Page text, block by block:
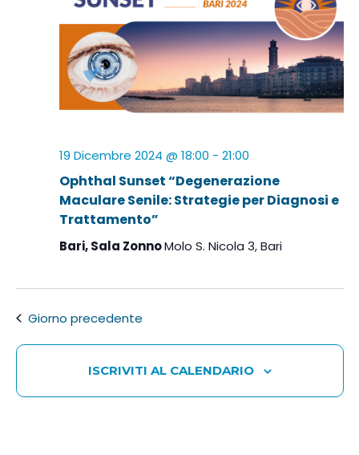
19 Dicembre 2024 @ 18:00 - 21:00
Ophthal Sunset “Degenerazione
Maculare Senile: Strategie per Diagnosi e
Trattamento”
Bari, Sala ZonnoMolo S. Nicola 3, Bari
Giorno precedente
ISCRIVITI AL CALENDARIO